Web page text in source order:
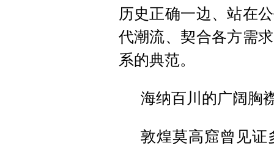
历史正确一边、站在
代潮流、契合各方需
系的典范。
海纳百川的广阔胸
敦煌莫高窟曾见证